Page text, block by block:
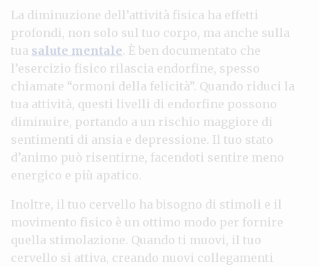
La diminuzione dell’attività fisica ha effetti
profondi, non solo sul tuo corpo, ma anche sulla
tua salute mentale. È ben documentato che
l’esercizio fisico rilascia endorfine, spesso
chiamate “ormoni della felicità”. Quando riduci la
tua attività, questi livelli di endorfine possono
diminuire, portando a un rischio maggiore di
sentimenti di ansia e depressione. Il tuo stato
d’animo può risentirne, facendoti sentire meno
energico e più apatico.
Inoltre, il tuo cervello ha bisogno di stimoli e il
movimento fisico è un ottimo modo per fornire
quella stimolazione. Quando ti muovi, il tuo
cervello si attiva, creando nuovi collegamenti